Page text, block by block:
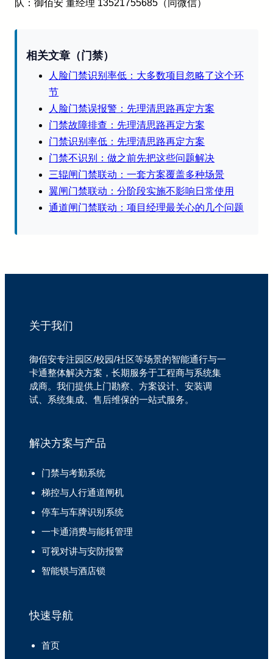
队：御佰安 董经理 13521755685（同微信）
相关文章（门禁）
人脸门禁识别率低：大多数项目忽略了这个环
节
人脸门禁误报警：先理清思路再定方案
门禁故障排查：先理清思路再定方案
门禁识别率低：先理清思路再定方案
门禁不识别：做之前先把这些问题解决
三辊闸门禁联动：一套方案覆盖多种场景
翼闸门禁联动：分阶段实施不影响日常使用
通道闸门禁联动：项目经理最关心的几个问题
关于我们
御佰安专注园区/校园/社区等场景的智能通行与一
卡通整体解决方案，长期服务于工程商与系统集
成商。我们提供上门勘察、方案设计、安装调
试、系统集成、售后维保的一站式服务。
解决方案与产品
门禁与考勤系统
梯控与人行通道闸机
停车与车牌识别系统
一卡通消费与能耗管理
可视对讲与安防报警
智能锁与酒店锁
快速导航
首页